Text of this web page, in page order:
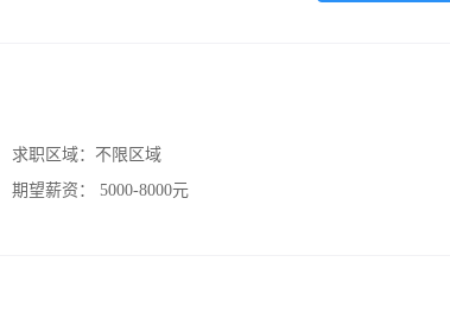
求职区域： 不限区域
期望薪资：
5000-8000元